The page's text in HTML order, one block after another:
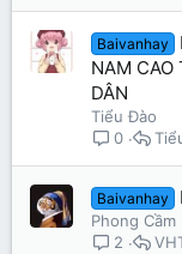
Baivanhay
NAM CAO
DÂN
Tiểu Đào
0
Baivanhay
Phong Cầm
2